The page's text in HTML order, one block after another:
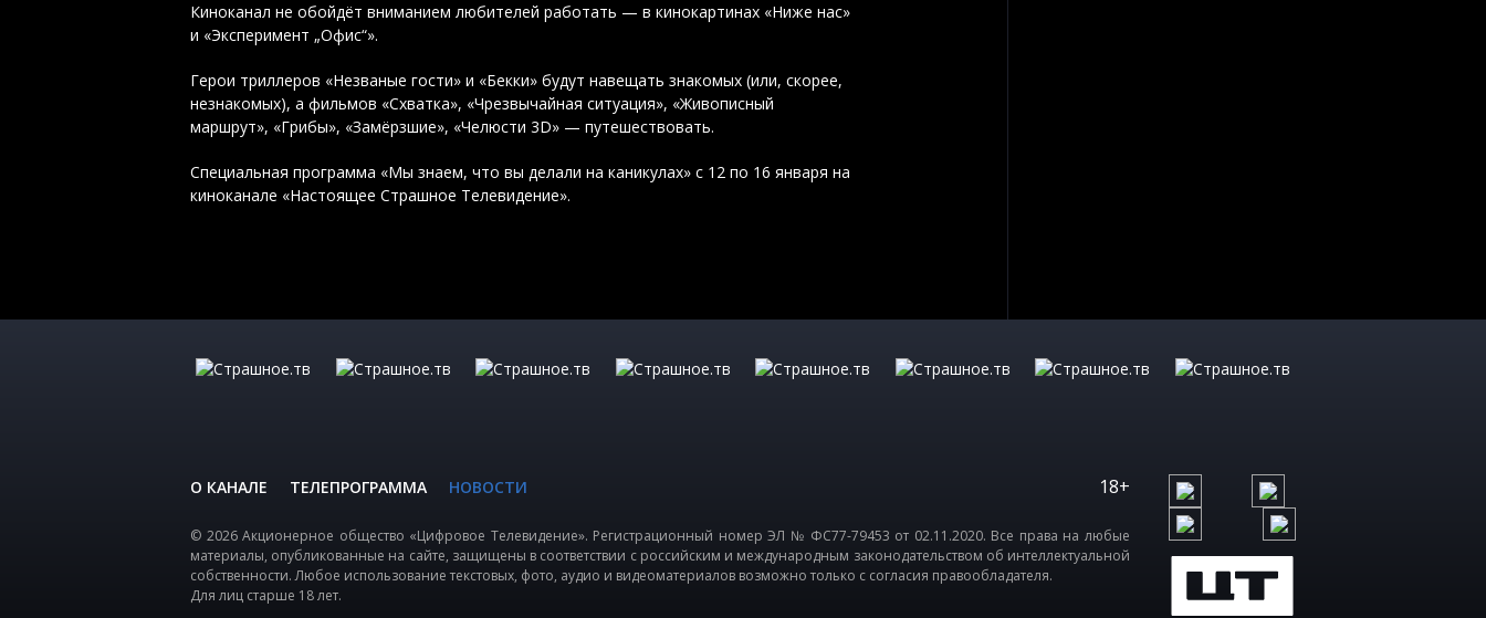
Киноканал не обойдёт вниманием любителей работать — в кинокартинах «Ниже нас»
и «Эксперимент „Офис“».
Герои триллеров «Незваные гости» и «Бекки» будут навещать знакомых (или, скорее,
незнакомых), а фильмов «Схватка», «Чрезвычайная ситуация», «Живописный
маршрут», «Грибы», «Замёрзшие», «Челюсти 3D» — путешествовать.
Специальная программа «Мы знаем, что вы делали на каникулах» с 12 по 16 января на
киноканале «Настоящее Страшное Телевидение».
О КАНАЛЕ ТЕЛЕПРОГРАММА НОВОСТИ 18+
© 2026 Акционерное общество «Цифровое Телевидение». Регистрационный номер ЭЛ № ФС77-79453 от 02.11.2020. Все права на любые
материалы, опубликованные на сайте, защищены в соответствии с российским и международным законодательством об интеллектуальной
собственности. Любое использование текстовых, фото, аудио и видеоматериалов возможно только с согласия правообладателя.
Для лиц старше 18 лет.